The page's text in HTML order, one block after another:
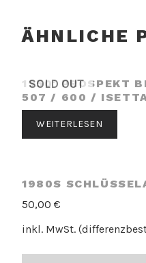
ÄHNLICHE
SOLD OUT
1950′ PROSPEKT
507 / 600 /
WEITERLESEN
1980S
50,00 €
inkl. MwSt.